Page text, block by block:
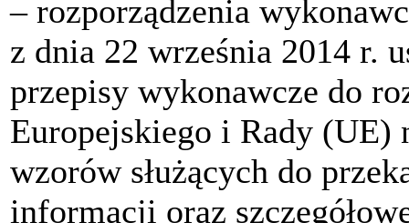
‒ rozporządzenia
z dnia 22 września 2014 r.
przepisy wykonawcze do
Europejskiego i Rady (UE)
wzorów służących do
informacji oraz